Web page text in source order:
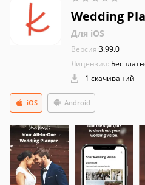
Wedding
Для iOS
Версия:3.99.0
Лицензия:
1 скачиваний
Android
iOS